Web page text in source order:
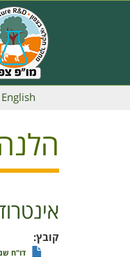
Main
English
קובץ
דו"ח שנתי למדע"ר